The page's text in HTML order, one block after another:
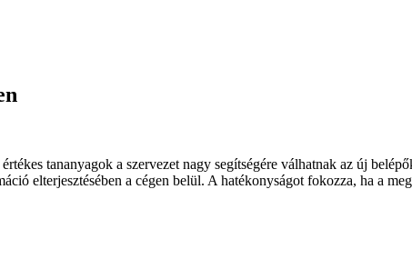
tananyagok a szervezet nagy segítségére válhatnak az új
elterjesztésében a cégen belül. A hatékonyságot fokozza, ha a